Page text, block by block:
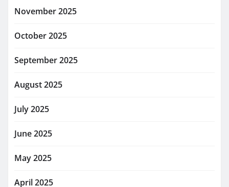
November 2025
October 2025
September 2025
August 2025
July 2025
June 2025
May 2025
April 2025